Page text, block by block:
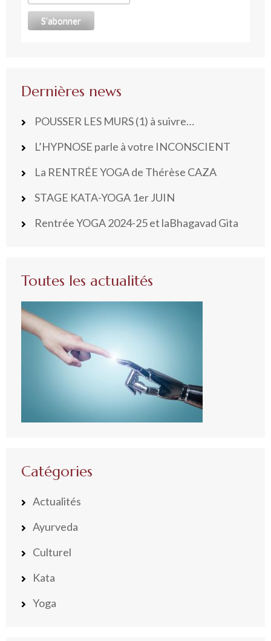
Dernières news
POUSSER LES MURS (1) à suivre…
L’HYPNOSE parle à votre INCONSCIENT
La RENTRÉE YOGA de Thérèse CAZA
STAGE KATA-YOGA 1er JUIN
Rentrée YOGA 2024-25 et laBhagavad Gita
Toutes les actualités
Catégories
Actualités
Ayurveda
Culturel
Kata
Yoga